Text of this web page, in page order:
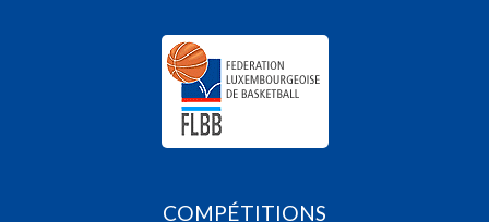
COMPÉTITIONS